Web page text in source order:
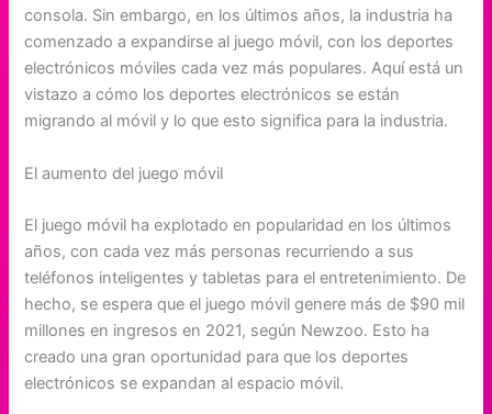
consola. Sin embargo, en los últimos años, la industria ha
comenzado a expandirse al juego móvil, con los deportes
electrónicos móviles cada vez más populares. Aquí está un
vistazo a cómo los deportes electrónicos se están
migrando al móvil y lo que esto significa para la industria.
El aumento del juego móvil
El juego móvil ha explotado en popularidad en los últimos
años, con cada vez más personas recurriendo a sus
teléfonos inteligentes y tabletas para el entretenimiento. De
hecho, se espera que el juego móvil genere más de $90 mil
millones en ingresos en 2021, según Newzoo. Esto ha
creado una gran oportunidad para que los deportes
electrónicos se expandan al espacio móvil.